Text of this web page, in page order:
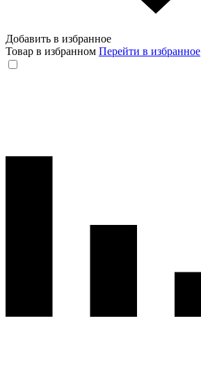
Добавить в избранное
Товар в избранном Перейти в избранное